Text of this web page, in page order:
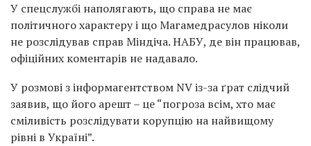
У спецслужбі наполягають, що справа не має
політичного характеру і що Магамедрасулов ніколи
не розслідував справ Міндіча. НАБУ, де він працював,
офіційних коментарів не надавало.
У розмові з інформагентством NV із-за ґрат слідчий
заявив, що його арешт – це “погроза всім, хто має
сміливість розслідувати корупцію на найвищому
рівні в Україні”.